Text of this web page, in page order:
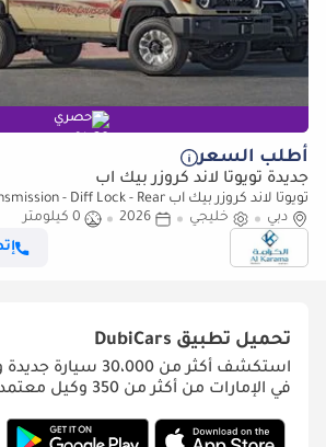
حصري
أطلب السعر
جديدة تويوتا لاند كروزر بيك آب
Camera - Cool Box - Diff Lock - Cruise Control
دبي خليجي 2026
0 كيلومتر
تحميل تطبيق DubiCars
استكشف أكثر من
في الإمارات من أكثر من 350 وكيل معتمد.